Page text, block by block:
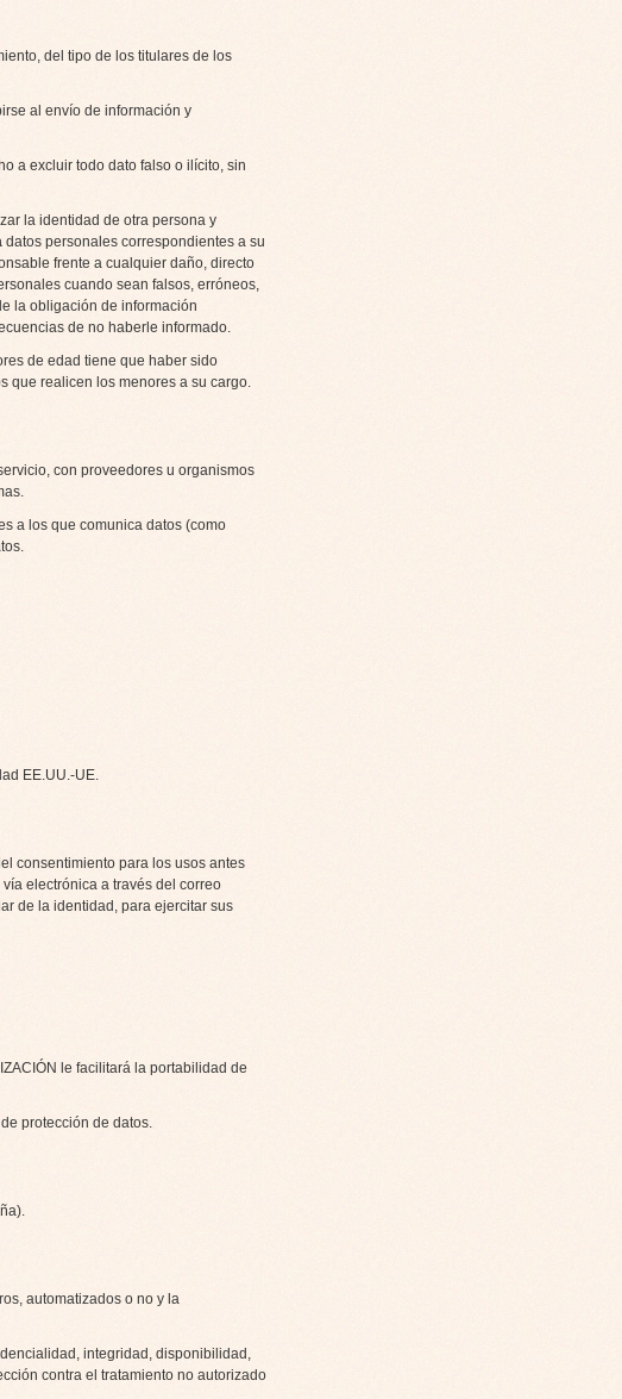
del tipo de los titulares de los
al envío de información y
a excluir todo dato falso o ilícito, sin
la identidad de otra persona y
datos personales correspondientes a su
frente a cualquier daño, directo
cuando sean falsos, erróneos,
la obligación de información
de no haberle informado.
de edad tiene que haber sido
que realicen los menores a su cargo.
con proveedores u organismos
a los que comunica datos (como
EE.UU.-UE.
consentimiento para los usos antes
vía electrónica a través del correo
de la identidad, para ejercitar sus
le facilitará la portabilidad de
protección de datos.
automatizados o no y la
integridad, disponibilidad,
contra el tratamiento no autorizado